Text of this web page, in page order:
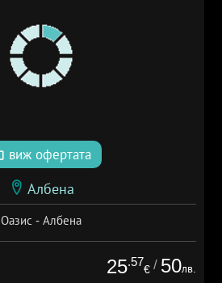
виж офертата
Албена
Оазис - Албена
25.57
€ / 50лв.